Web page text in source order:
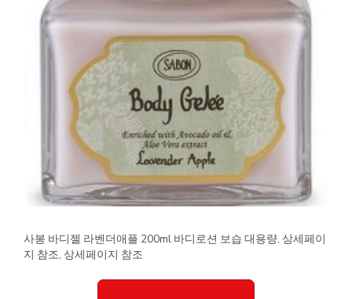
사봉 바디젤 라벤더애플 200ml 바디로션 보습 대용량, 상세페이
지 참조, 상세페이지 참조